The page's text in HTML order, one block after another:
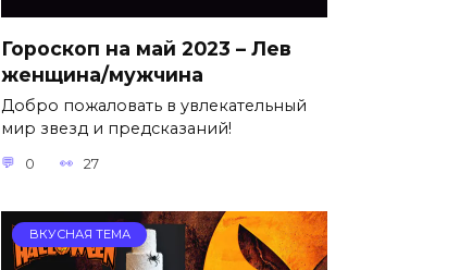
Гороскоп на май 2023 – Лев
женщина/мужчина
Добро пожаловать в увлекательный
мир звезд и предсказаний!
0 27
ВКУСНАЯ ТЕМА